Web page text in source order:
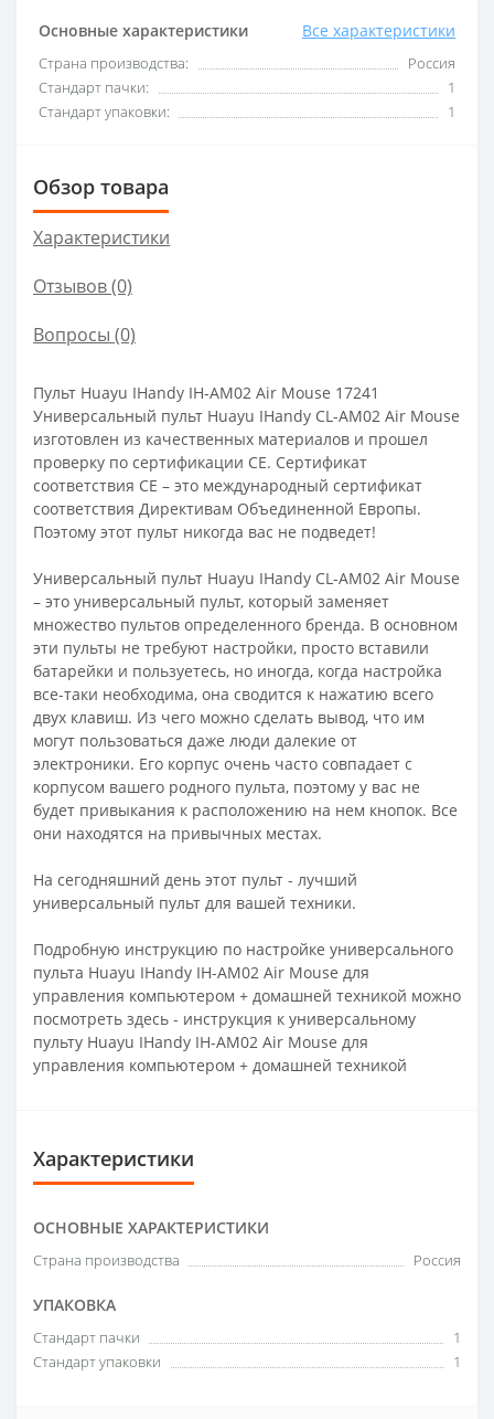
Основные характеристики Все характеристики
Страна производства:
Россия
Стандарт пачки:
1
Стандарт упаковки:
1
Обзор товара
Характеристики
Отзывов (0)
Вопросы (0)
Пульт Huayu IHandy IH-AM02 Air Mouse 17241
Универсальный пульт Huayu IHandy CL-AM02 Air Mouse
изготовлен из качественных материалов и прошел
проверку по сертификации CE. Сертификат
соответствия СЕ – это международный сертификат
соответствия Директивам Объединенной Европы.
Поэтому этот пульт никогда вас не подведет!
Универсальный пульт Huayu IHandy CL-AM02 Air Mouse
– это универсальный пульт, который заменяет
множество пультов определенного бренда. В основном
эти пульты не требуют настройки, просто вставили
батарейки и пользуетесь, но иногда, когда настройка
все-таки необходима, она сводится к нажатию всего
двух клавиш. Из чего можно сделать вывод, что им
могут пользоваться даже люди далекие от
электроники. Его корпус очень часто совпадает с
корпусом вашего родного пульта, поэтому у вас не
будет привыкания к расположению на нем кнопок. Все
они находятся на привычных местах.
На сегодняшний день этот пульт - лучший
универсальный пульт для вашей техники.
Подробную инструкцию по настройке универсального
пульта Huayu IHandy IH-AM02 Air Mouse для
управления компьютером + домашней техникой можно
посмотреть здесь - инструкция к универсальному
пульту Huayu IHandy IH-AM02 Air Mouse для
управления компьютером + домашней техникой
Характеристики
ОСНОВНЫЕ ХАРАКТЕРИСТИКИ
Страна производства Россия
УПАКОВКА
Стандарт пачки
1
Стандарт упаковки
1